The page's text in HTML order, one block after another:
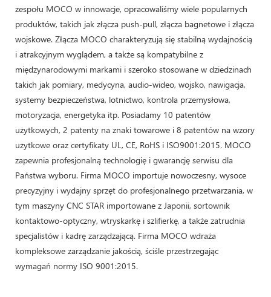
zespołu MOCO w innowacje, opracowaliśmy wiele popularnych
produktów, takich jak złącza push-pull, złącza bagnetowe i złącza
wojskowe. Złącza MOCO charakteryzują się stabilną wydajnością
i atrakcyjnym wyglądem, a także są kompatybilne z
międzynarodowymi markami i szeroko stosowane w dziedzinach
takich jak pomiary, medycyna, audio-wideo, wojsko, nawigacja,
systemy bezpieczeństwa, lotnictwo, kontrola przemysłowa,
motoryzacja, energetyka itp. Posiadamy 10 patentów
użytkowych, 2 patenty na znaki towarowe i 8 patentów na wzory
użytkowe oraz certyfikaty UL, CE, RoHS i ISO9001:2015. MOCO
zapewnia profesjonalną technologię i gwarancję serwisu dla
Państwa wyboru. Firma MOCO importuje nowoczesny, wysoce
precyzyjny i wydajny sprzęt do profesjonalnego przetwarzania, w
tym maszyny CNC STAR importowane z Japonii, sortownik
kontaktowo-optyczny, wtryskarkę i szlifierkę, a także zatrudnia
specjalistów i kadrę zarządzającą. Firma MOCO wdraża
kompleksowe zarządzanie jakością, ściśle przestrzegając
wymagań normy ISO 9001:2015.